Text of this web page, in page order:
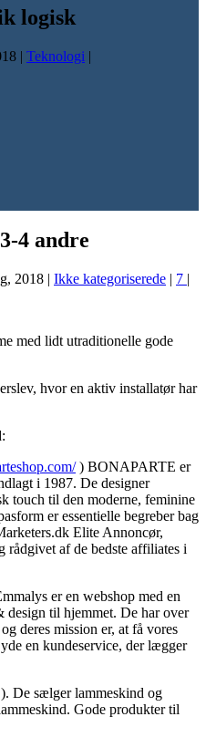
logisk
| Teknologi |
4 andre
2018 | Ikke kategoriserede | 7 |
med lidt utraditionelle gode
hvor en aktiv installatør har
) BONAPARTE er
i 1987. De designer
touch til den moderne, feminine
er essentielle begreber bag
Elite Annoncør,
rådgivet af de bedste affiliates i
er en webshop med en
til hjemmet. De har over
deres mission er, at få vores
en kundeservice, der lægger
De sælger lammeskind og
Gode produkter til